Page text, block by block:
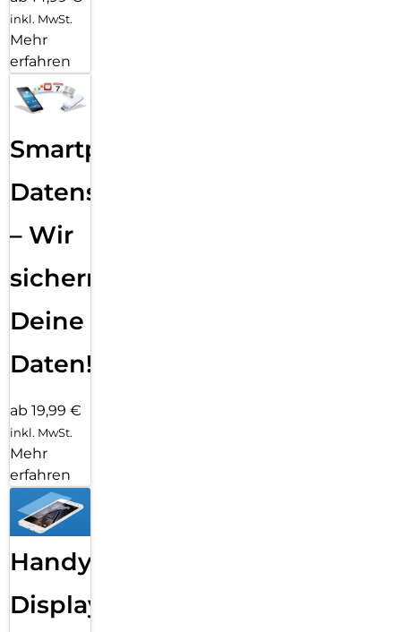
inkl. MwSt.
Mehr
erfahren
Smartphone
Datensicherung
– Wir
sichern
Deine
Daten!
ab 19,99 €
inkl. MwSt.
Mehr
erfahren
Handy
Displayfolie